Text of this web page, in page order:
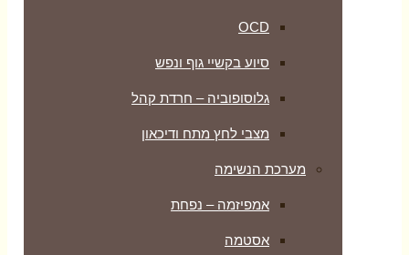
OCD
סיוע בקשיי גוף ונפש
גלוסופוביה – חרדת קהל
מצבי לחץ מתח ודיכאון
מערכת הנשימה
אמפיזמה – נפחת
אסטמה